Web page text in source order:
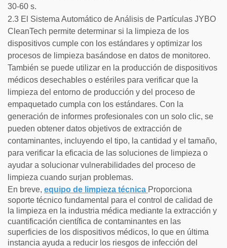
30-60 s.
2.3 El Sistema Automático de Análisis de Partículas JYBO
CleanTech permite determinar si la limpieza de los
dispositivos cumple con los estándares y optimizar los
procesos de limpieza basándose en datos de monitoreo.
También se puede utilizar en la producción de dispositivos
médicos desechables o estériles para verificar que la
limpieza del entorno de producción y del proceso de
empaquetado cumpla con los estándares. Con la
generación de informes profesionales con un solo clic, se
pueden obtener datos objetivos de extracción de
contaminantes, incluyendo el tipo, la cantidad y el tamaño,
para verificar la eficacia de las soluciones de limpieza o
ayudar a solucionar vulnerabilidades del proceso de
limpieza cuando surjan problemas.
En breve, equipo de limpieza técnica Proporciona
soporte técnico fundamental para el control de calidad de
la limpieza en la industria médica mediante la extracción y
cuantificación científica de contaminantes en las
superficies de los dispositivos médicos, lo que en última
instancia ayuda a reducir los riesgos de infección del